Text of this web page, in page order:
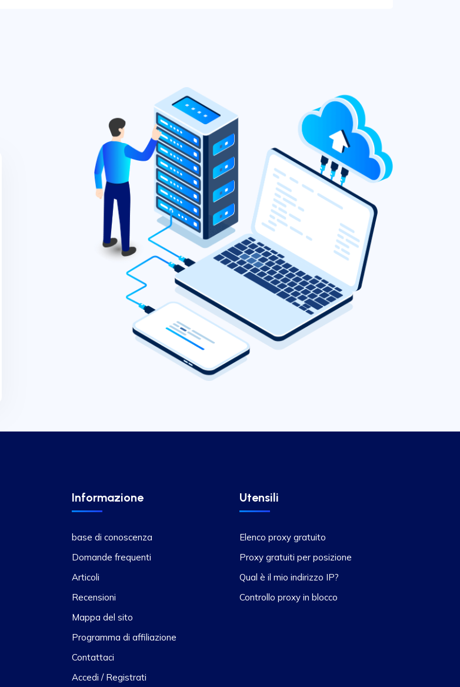
Informazione
base di conoscenza
Domande frequenti
Articoli
Recensioni
Mappa del sito
Programma di affiliazione
Contattaci
Accedi / Registrati
Utensili
Elenco proxy gratuito
Proxy gratuiti per posizione
Qual è il mio indirizzo IP?
Controllo proxy in blocco